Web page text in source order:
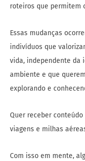
roteiros que permitem
Essas mudanças
indivíduos que
vida, independente da
ambiente e que
explorando e
Quer receber
viagens e milhas
Com isso em mente,